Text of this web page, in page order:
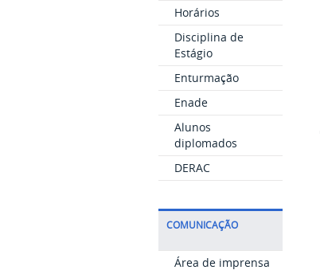
Horários
Disciplina de
Estágio
Enturmação
Enade
Alunos
diplomados
DERAC
COMUNICAÇÃO
Área de imprensa